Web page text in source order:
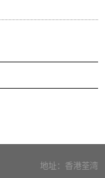
地址：香港荃湾